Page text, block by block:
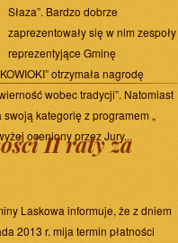
Słaza”. Bardzo dobrze
zaprezentowały się w nim zespoły
reprezentyjące Gminę
otrzymała nagrodę
wobec tradycji”. Natomiast
kategorię z programem „
oceniony przez Jury...
II raty za
Laskowa informuje, że z dniem
2013 r. mija termin płatności